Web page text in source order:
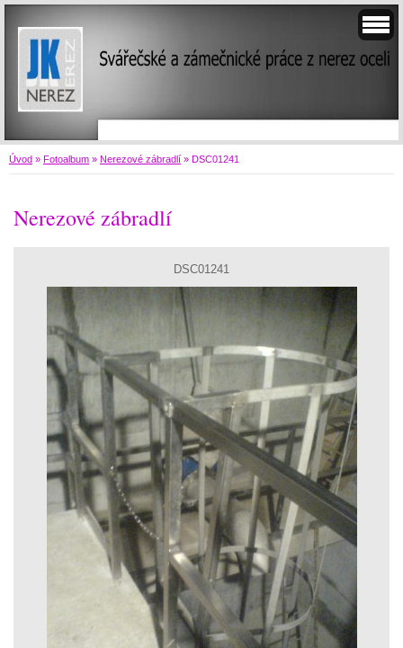
Úvod » Fotoalbum » Nerezové zábradlí » DSC01241
Nerezové zábradlí
DSC01241